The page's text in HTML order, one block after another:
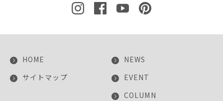
HOME
サイトマップ
NEWS
EVENT
COLUMN